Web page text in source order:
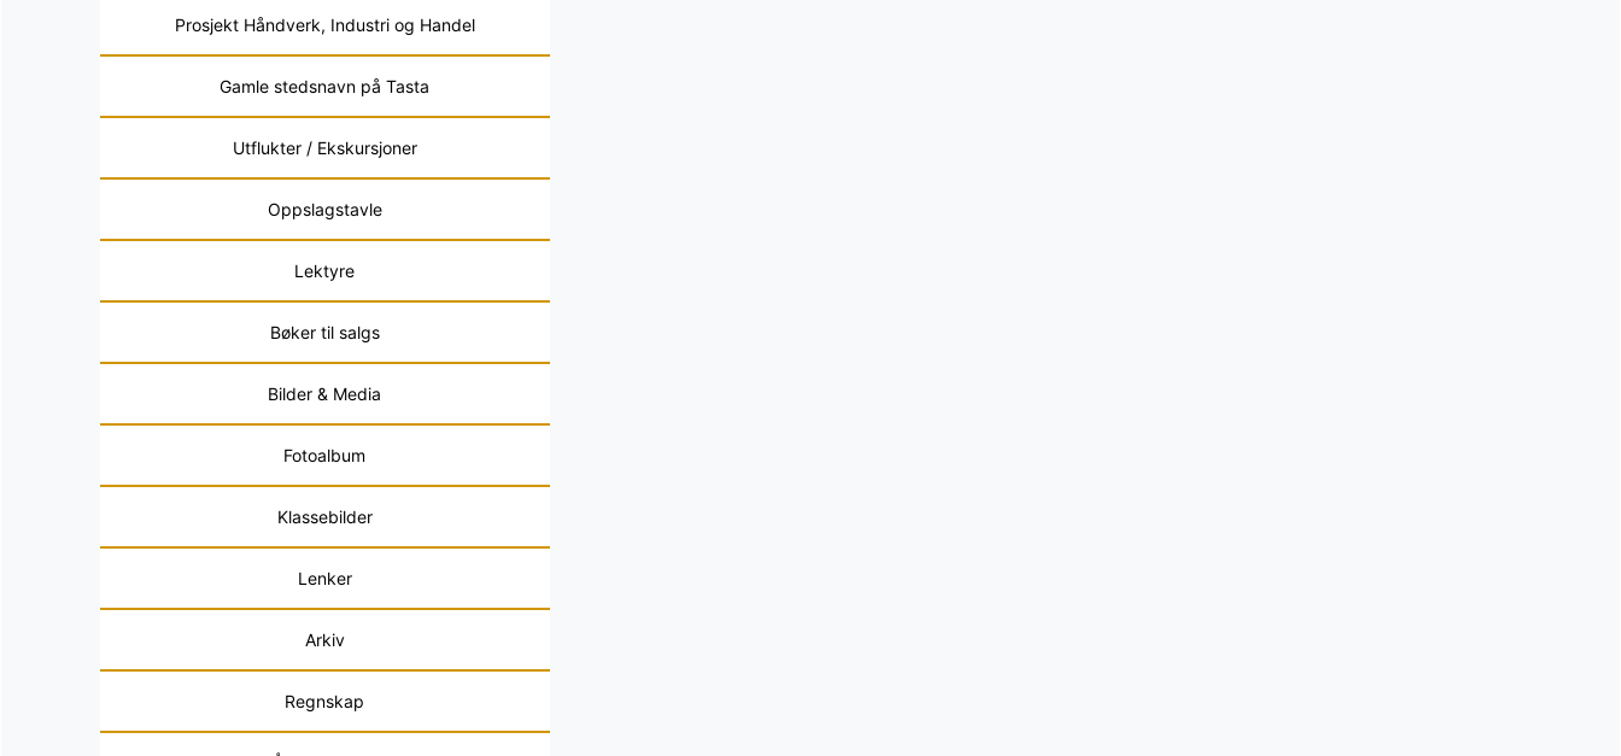
Prosjekt Håndverk, Industri og Handel
Gamle stedsnavn på Tasta
Utflukter / Ekskursjoner
Oppslagstavle
Lektyre
Bøker til salgs
Bilder & Media
Fotoalbum
Klassebilder
Lenker
Arkiv
Regnskap